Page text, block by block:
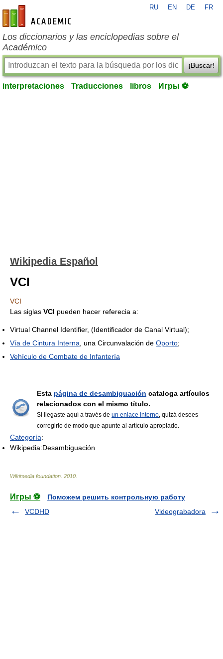
es-academic.com
RU EN DE FR
Los diccionarios y las enciclopedias sobre el
Académico
¡Buscar!
interpretaciones Traducciones libros Игры ⚽
Wikipedia Español
VCI
VCI
Las siglas VCI pueden hacer referecia a:
Virtual Channel Identifier, (Identificador de Canal Virtual);
Vía de Cintura Interna , una Circunvalación de Oporto;
Vehículo de Combate de Infantería
Esta página de desambiguación cataloga artículos
relacionados con el mismo título.
Si llegaste aquí a través de un enlace interno, quizá desees
corregirlo de modo que apunte al artículo apropiado.
Categoría:
Wikipedia:Desambiguación
Wikimedia foundation 2010
Игры ⚽
Поможем решить контрольную работу
VCDHD
Videograbadora